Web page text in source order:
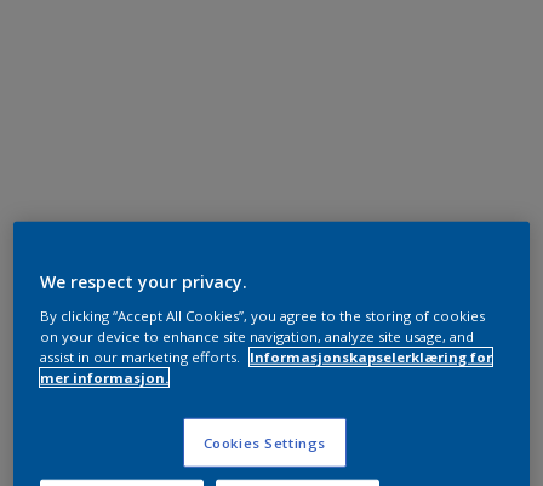
We respect your privacy.
By clicking “Accept All Cookies”, you agree to the storing of cookies
on your device to enhance site navigation, analyze site usage, and
assist in our marketing efforts.
Informasjonskapselerklæring for
mer informasjon.
Cookies Settings